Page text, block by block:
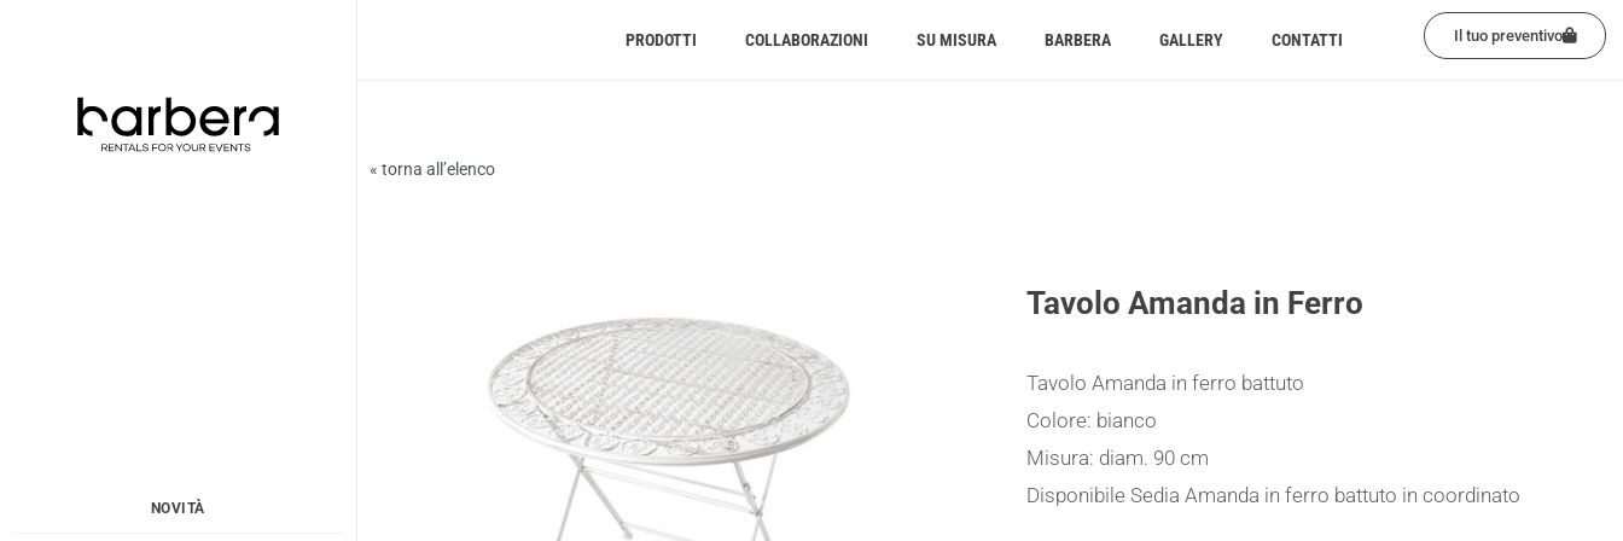
contenuto
NOVITÀ
PRODOTTI COLLABORAZIONI SU MISURA BARBERA GALLERY CONTATTI Il tuo preventivo
« torna all’elenco
Tavolo Amanda in Ferro
Tavolo Amanda in ferro battuto
Colore: bianco
Misura: diam. 90 cm
Disponibile Sedia Amanda in ferro battuto in coordinato